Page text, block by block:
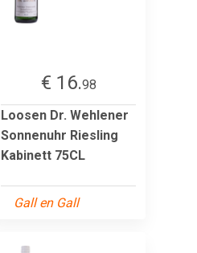
€ 16.98
Loosen Dr. Wehlener
Sonnenuhr Riesling
Kabinett 75CL
Gall en Gall